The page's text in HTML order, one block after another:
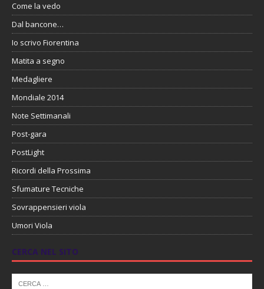
Come la vedo
Dal bancone…
Io scrivo Fiorentina
Matita a segno
Medagliere
Mondiale 2014
Note Settimanali
Post-gara
PostLight
Ricordi della Prossima
Sfumature Tecniche
Sovrappensieri viola
Umori Viola
CERCA NEL SITO